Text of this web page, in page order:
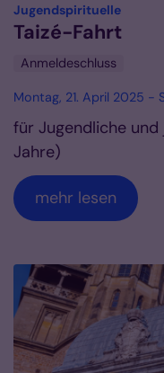
Jugendspirituelle:
Taizé-Fahrt
Anmeldeschluss
Montag, 21. April 2025 -
für Jugendliche
Jahre)
mehr lesen